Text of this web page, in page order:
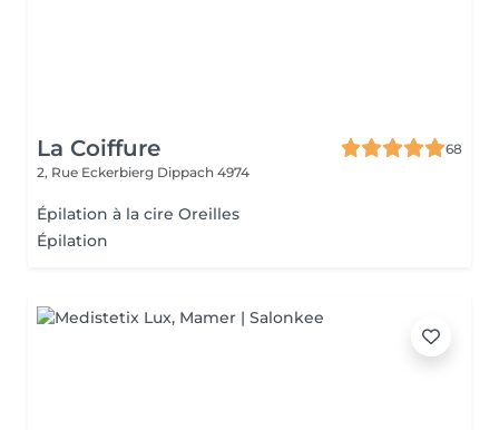
La Coiffure
68
2, Rue Eckerbierg Dippach 4974
Épilation à la cire Oreilles
Épilation